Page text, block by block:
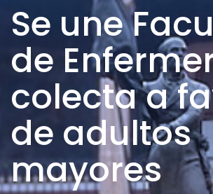
Se une
de
colecta a
de adultos
mayores